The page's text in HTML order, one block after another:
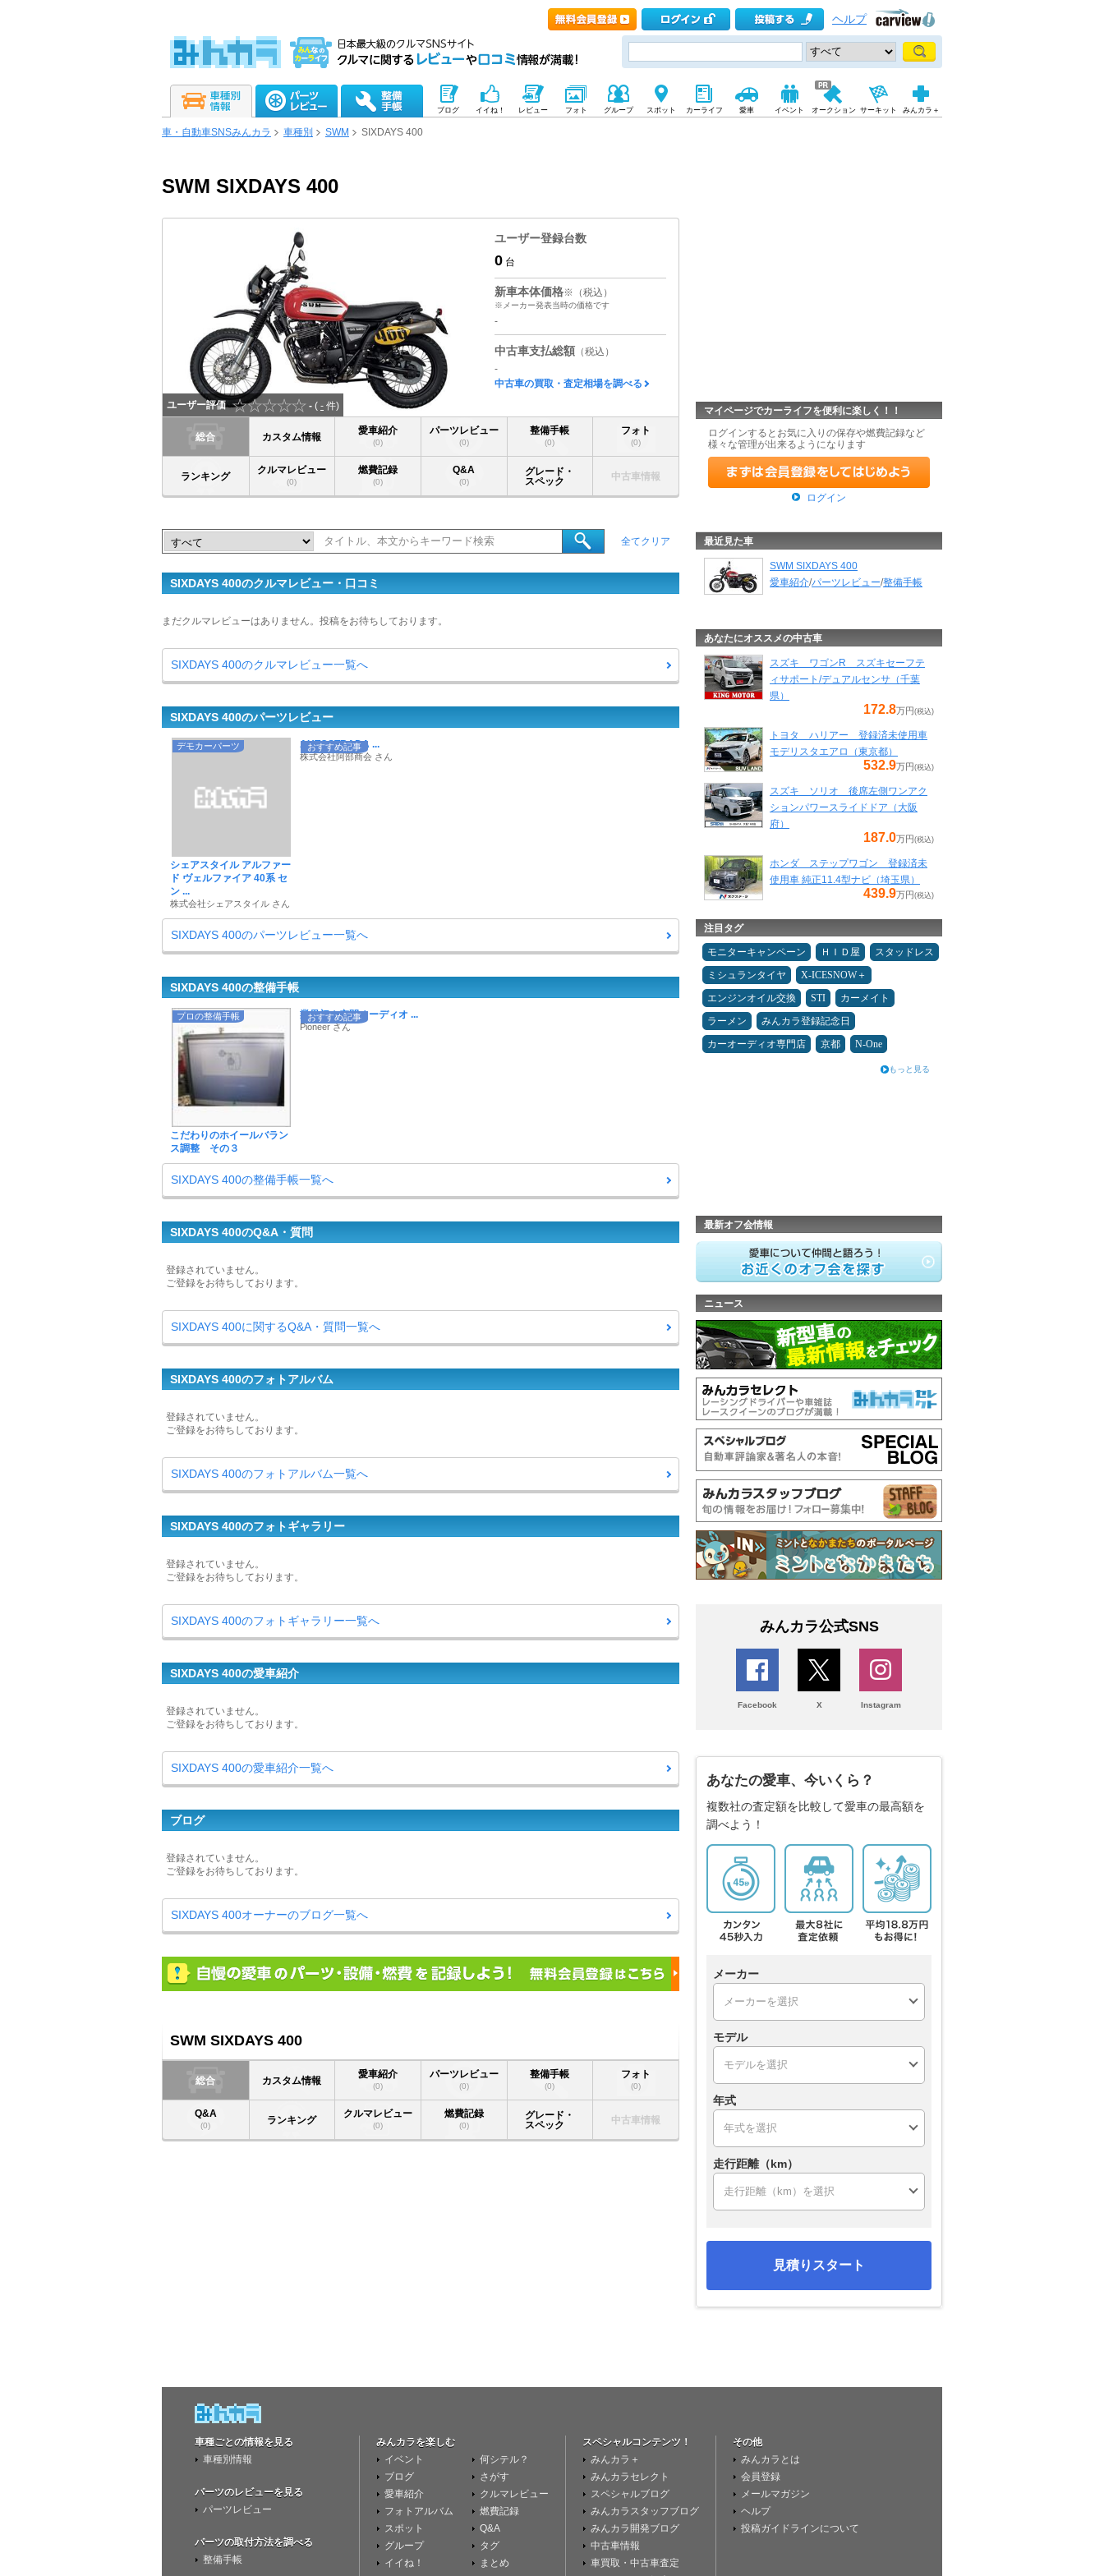
ヘルプ
ブログ イイね！ レビュー フォト グループ スポット カーライフ 愛車 イベント オークション サーキット みんカラ＋
車・自動車SNSみんカラ 車種別 SWM SIXDAYS 400
SWM SIXDAYS 400
ユーザー評価 - ( - 件)
ユーザー登録台数
0 台
新車本体価格※（税込）
※メーカー発表当時の価格です
-
中古車支払総額 （税込）
-
中古車の買取・査定相場を調べる
総合 カスタム情報
愛車紹介
(0)
パーツレビュー
(0)
整備手帳
(0)
フォト
(0)
ランキング
クルマレビュー
(0)
燃費記録
(0)
Q&A
(0)
グレード・
スペック
中古車情報
全てクリア
SIXDAYS 400のクルマレビュー・口コミ
まだクルマレビューはありません。投稿をお待ちしております。
SIXDAYS 400のクルマレビュー一覧へ
SIXDAYS 400のパーツレビュー
デモカーパーツ
シェアスタイル アルファー
ド ヴェルファイア 40系 セ
ン ...
株式会社シェアスタイル さん
おすすめ記事
AUTOSTRADA ...
株式会社阿部商会 さん
SIXDAYS 400のパーツレビュー一覧へ
SIXDAYS 400の整備手帳
プロの整備手帳
こだわりのホイールバラン
ス調整 その３
おすすめ記事
業界初！空間オーディオ ...
Pioneer さん
SIXDAYS 400の整備手帳一覧へ
SIXDAYS 400のQ&A・質問
登録されていません。
ご登録をお待ちしております。
SIXDAYS 400に関するQ&A・質問一覧へ
SIXDAYS 400のフォトアルバム
登録されていません。
ご登録をお待ちしております。
SIXDAYS 400のフォトアルバム一覧へ
SIXDAYS 400のフォトギャラリー
登録されていません。
ご登録をお待ちしております。
SIXDAYS 400のフォトギャラリー一覧へ
SIXDAYS 400の愛車紹介
登録されていません。
ご登録をお待ちしております。
SIXDAYS 400の愛車紹介一覧へ
ブログ
登録されていません。
ご登録をお待ちしております。
SIXDAYS 400オーナーのブログ一覧へ
SWM SIXDAYS 400
総合 カスタム情報
愛車紹介
(0)
パーツレビュー
(0)
整備手帳
(0)
フォト
(0)
Q&A
(0) ランキング
クルマレビュー
(0)
燃費記録
(0)
グレード・
スペック
中古車情報
マイページでカーライフを便利に楽しく！！
ログインするとお気に入りの保存や燃費記録など
様々な管理が出来るようになります
ログイン
最近見た車
SWM SIXDAYS 400
愛車紹介/パーツレビュー/整備手帳
あなたにオススメの中古車
スズキ ワゴンR スズキセーフテ
ィサポート/デュアルセンサ（千葉
県）
172.8万円 (税込)
トヨタ ハリアー 登録済未使用車
モデリスタエアロ（東京都）
532.9万円 (税込)
スズキ ソリオ 後席左側ワンアク
ションパワースライドドア（大阪
府）
187.0万円 (税込)
ホンダ ステップワゴン 登録済未
使用車 純正11.4型ナビ（埼玉県）
439.9万円 (税込)
注目タグ
モニターキャンペーン ＨＩＤ屋
スタッドレス
ミシュランタイヤ
X-ICESNOW＋
エンジンオイル交換
STI
カーメイト
ラーメン
みんカラ登録記念日
カーオーディオ専門店
京都 N-One
もっと見る
最新オフ会情報
ニュース
みんカラ公式SNS
Facebook X Instagram
あなたの愛車、今いくら？
複数社の査定額を比較して愛車の最高額を
調べよう！
メーカー
モデル
年式
走行距離（km）
見積りスタート
車種ごとの情報を見る
車種別情報
パーツのレビューを見る
パーツレビュー
パーツの取付方法を調べる
整備手帳
みんカラを楽しむ
イベント
ブログ
愛車紹介
フォトアルバム
スポット
グループ
イイね！
何シテル？
さがす
クルマレビュー
燃費記録
Q&A
タグ
まとめ
スペシャルコンテンツ！
みんカラ＋
みんカラセレクト
スペシャルブログ
みんカラスタッフブログ
みんカラ開発ブログ
中古車情報
車買取・中古車査定
その他
みんカラとは
会員登録
メールマガジン
ヘルプ
投稿ガイドラインについて